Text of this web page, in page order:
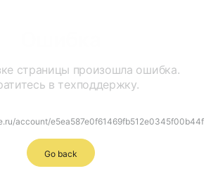
страницы произошла ошибка.
в техподдержку.
account/e5ea587e0f61469fb512e0345f00b44f
Go back